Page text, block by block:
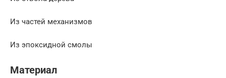
Из частей механизмов
Из эпоксидной смолы
Материал